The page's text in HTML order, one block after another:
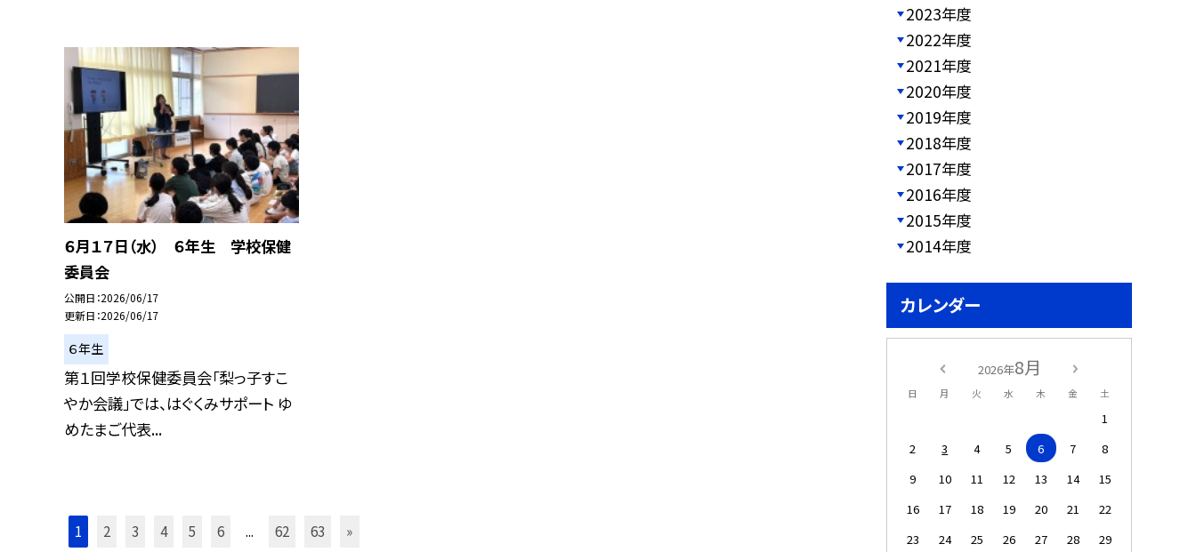
６月１７日（水） ６年生 学校保健
委員会
公開日 2026/06/17
更新日 2026/06/17
６年生
第１回学校保健委員会「梨っ子すこ
やか会議」では、はぐくみサポート ゆ
めたまご代表...
1 2 3 4 5 6 ... 62 63 »
2023年度
2022年度
2021年度
2020年度
2019年度
2018年度
2017年度
2016年度
2015年度
2014年度
カレンダー
2026年8月
日 月 火 水 木 金 土
1
2
3 4 5 6 7
8
9
10 11 12 13 14
15
16
17 18 19 20 21
22
23
24 25 26 27 28
29